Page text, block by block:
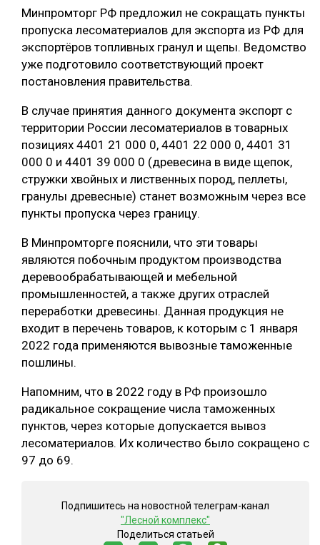
ЛОГИСТИКА
ПРОИЗВОДСТВО ДРЕВЕСНЫХ ПЛИТ
ЦБП
КОМПЛЕКСНАЯ ПЕРЕРАБОТКА
ЛЕСОПИЛЕНИЕ
ДЕРЕВЯННОЕ ДОМОСТРОЕНИЕ
БЕЗОПАСНОЕ ПРОИЗВОДСТВО
СОРТИРОВКА ДРЕВЕСИНЫ
СУШКА ДРЕВЕСИНЫ
МЕБЕЛЬНОЕ ПРОИЗВОДСТВО
ПОДБОРКИ СТАТЕЙ
Минпромторг РФ предложил не сокращать пункты
пропуска лесоматериалов для экспорта из РФ для
экспортёров топливных гранул и щепы. Ведомство
уже подготовило соответствующий проект
постановления правительства.
В случае принятия данного документа экспорт с
территории России лесоматериалов в товарных
позициях 4401 21 000 0, 4401 22 000 0, 4401 31
000 0 и 4401 39 000 0 (древесина в виде щепок,
стружки хвойных и лиственных пород, пеллеты,
гранулы древесные) станет возможным через все
пункты пропуска через границу.
В Минпромторге пояснили, что эти товары
являются побочным продуктом производства
деревообрабатывающей и мебельной
промышленностей, а также других отраслей
переработки древесины. Данная продукция не
входит в перечень товаров, к которым с 1 января
2022 года применяются вывозные таможенные
пошлины.
Напомним, что в 2022 году в РФ произошло
радикальное сокращение числа таможенных
пунктов, через которые допускается вывоз
лесоматериалов. Их количество было сокращено с
97 до 69.
Подпишитесь на новостной телеграм-канал
"Лесной комплекс"
Поделиться статьей